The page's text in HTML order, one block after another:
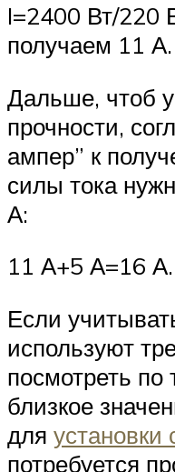
I=2400 Вт/220
получаем 11 А.
Дальше, чтоб
прочности,
ампер” к
силы тока
А:
11 А+5 А=16 А.
Если
используют
посмотреть по
близкое
для
потребуется